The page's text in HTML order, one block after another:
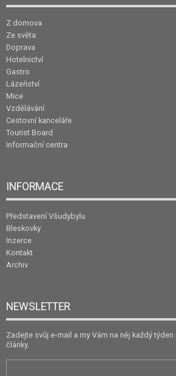
Z domova
Ze světa
Doprava
Hotelnictví
Gastro
Lázeňství
Mice
Vzdělávání
Cestovní kanceláře
Tourist Board
Informační centra
INFORMACE
Představení Všudybylu
Bleskovky
Inzerce
Kontakt
Archiv
NEWSLETTER
Zadejte svůj e-mail a my Vám na něj každý
články.